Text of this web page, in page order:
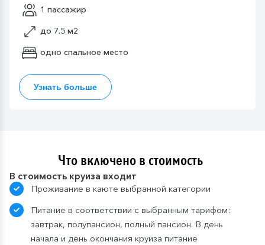
1 пассажир
до 7.5 м2
одно спальное место
Узнать больше
Что включено в стоимость
В стоимость круиза входит
Проживание в каюте выбранной категории
Питание в соответствии с выбранным тарифом:
завтрак, полупансион, полный пансион. В день
начала и день окончания круиза питание